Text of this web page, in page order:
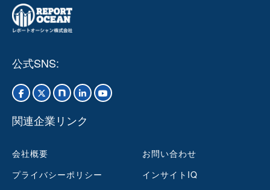
公式SNS:
関連企業リンク
会社概要
プライバシーポリシー
お問い合わせ
インサイトIQ